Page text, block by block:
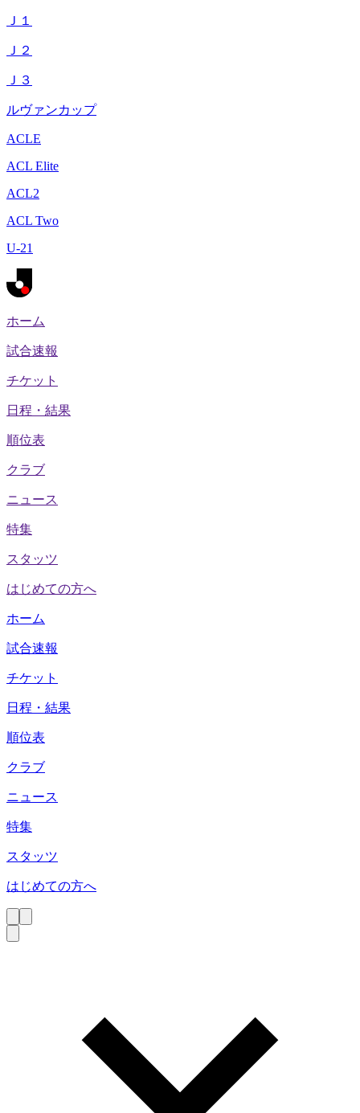
Ｊ１
Ｊ２
Ｊ３
ルヴァンカップ
ACLE
ACL Elite
ACL2
ACL Two
U-21
ホーム
試合速報
チケット
日程・結果
順位表
クラブ
ニュース
特集
スタッツ
はじめての方へ
ホーム
試合速報
チケット
日程・結果
順位表
クラブ
ニュース
特集
スタッツ
はじめての方へ